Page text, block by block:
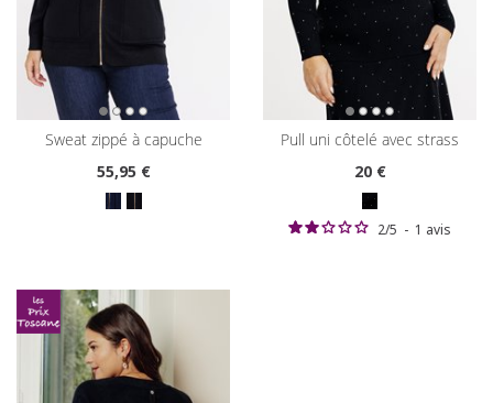
sweat zippé à capuche
55,95 €
pull uni côtelé avec strass
20€
2/5 - 1 avis